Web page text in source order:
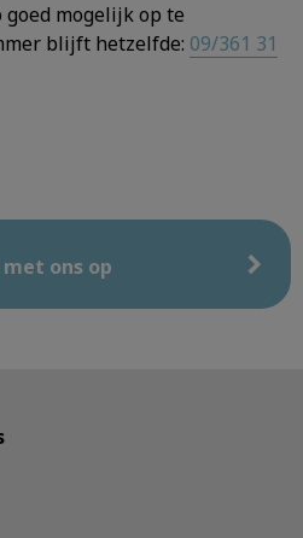
mogelijk op te
blijft hetzelfde: 09/361 31
ons op